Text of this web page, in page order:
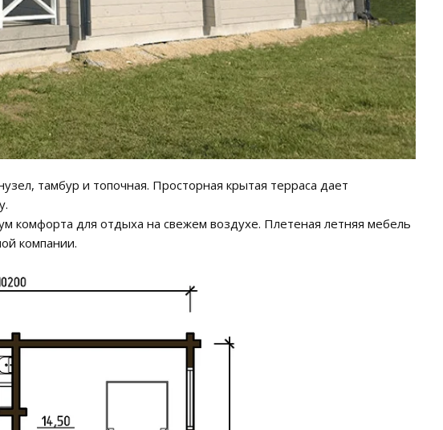
тамбур и топочная. Просторная крытая терраса дает
комфорта для отдыха на свежем воздухе. Плетеная летняя мебель
компании.